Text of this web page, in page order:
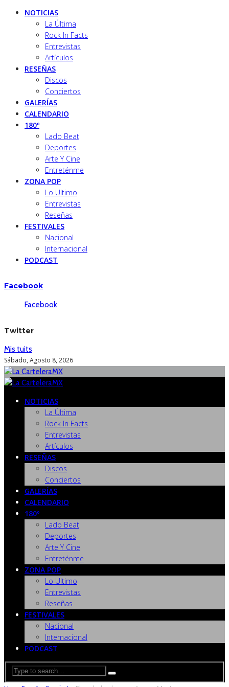
NOTICIAS
La Última
Rock In Facts
Entrevistas
Artículos
RESEÑAS
Discos
Conciertos
GALERÍAS
CALENDARIO
180º
Lado Beat
Deportes
Arte Y Cine
Entreténme
ZONA POP
Lo Ultimo
Entrevistas
Reseñas
FESTIVALES
Nacional
Internacional
PODCAST
Facebook
Facebook
Twitter
Mis tuits
Sábado, Agosto 8, 2026
NOTICIAS
La Última
Rock In Facts
Entrevistas
Artículos
RESEÑAS
Discos
Conciertos
GALERÍAS
CALENDARIO
180º
Lado Beat
Deportes
Arte Y Cine
Entreténme
ZONA POP
Lo Ultimo
Entrevistas
Reseñas
FESTIVALES
Nacional
Internacional
PODCAST